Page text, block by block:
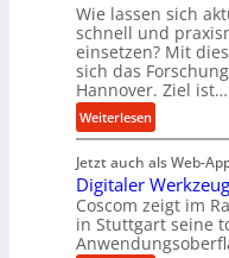
d
A
u
f
r
g
s
e
i
s
e
,
w
e
n
i
g
e
r
S
e
t
z
t
e
S
e
u
e
r
Wie lassen sich
schnell und
einsetzen? Mit
sich das
Hannover. Ziel ist…
Weiterlesen:
F
o
r
s
c
h
Jetzt auch als Web-
Digitaler
Coscom zeigt im
in Stuttgart seine